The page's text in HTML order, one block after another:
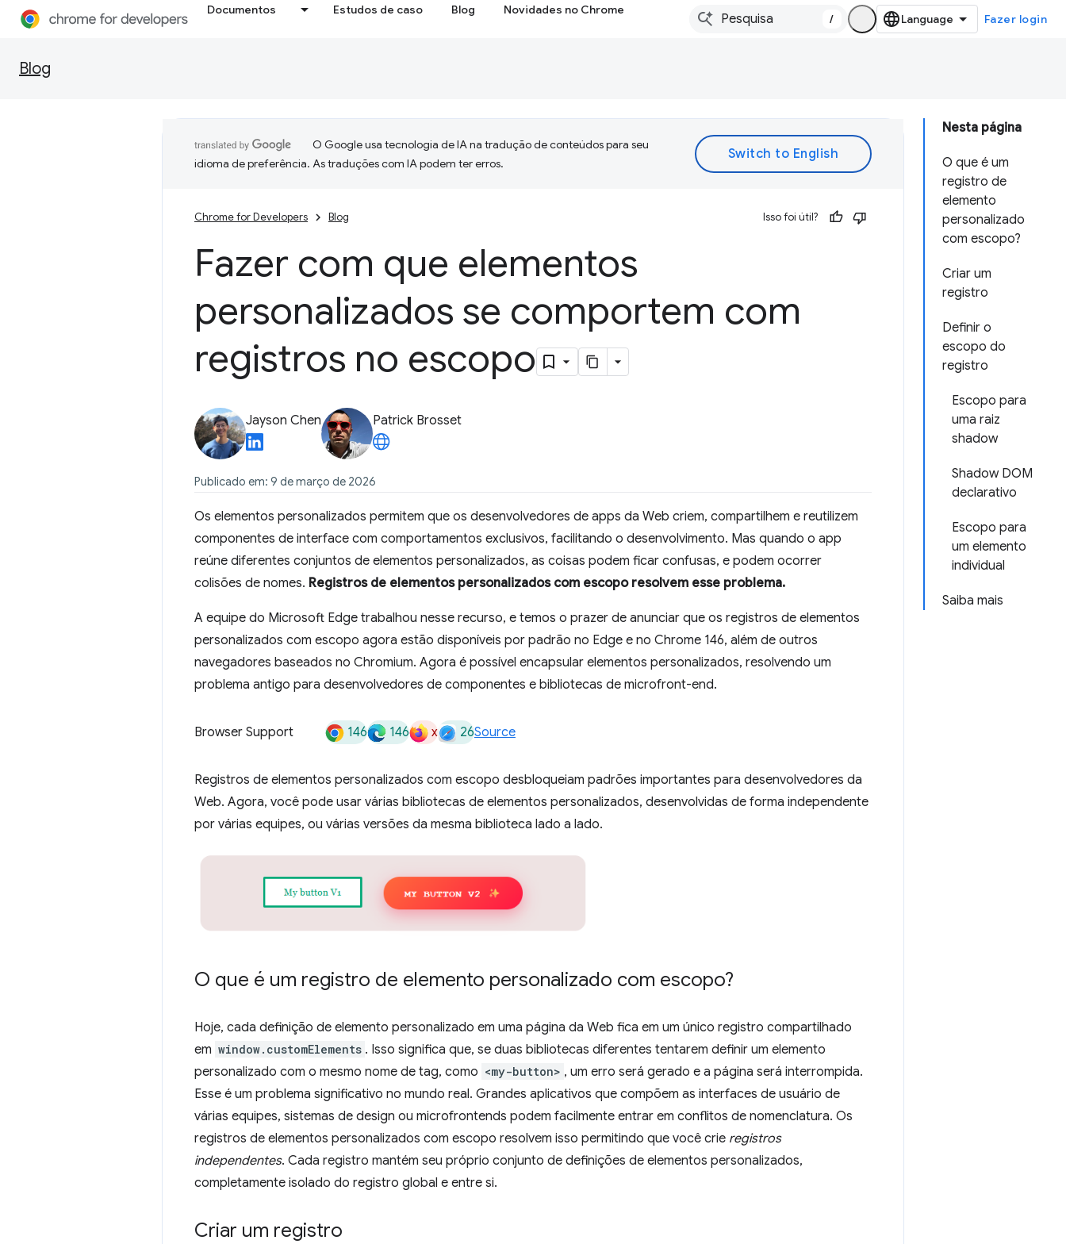
Documentos Estudos de caso Blog Novidades no Chrome
/ Fazer login
Blog
Nesta página
O que é um
registro de
elemento
personalizado
com escopo?
Criar um
registro
Definir o
escopo do
registro
Escopo para
uma raiz
shadow
Shadow DOM
declarativo
Escopo para
um elemento
individual
Saiba mais
O Google usa tecnologia de IA na tradução de conteúdos para seu
idioma de preferência. As traduções com IA podem ter erros.
Chrome for Developers Blog Isso foi útil?
Fazer com que elementos
personalizados se comportem com
registros no escopo
Jayson Chen Patrick Brosset
Publicado em: 9 de março de 2026
Os elementos personalizados permitem que os desenvolvedores de apps da Web criem, compartilhem e reutilizem
componentes de interface com comportamentos exclusivos, facilitando o desenvolvimento. Mas quando o app
reúne diferentes conjuntos de elementos personalizados, as coisas podem ficar confusas, e podem ocorrer
colisões de nomes. Registros de elementos personalizados com escopo resolvem esse problema.
A equipe do Microsoft Edge trabalhou nesse recurso, e temos o prazer de anunciar que os registros de elementos
personalizados com escopo agora estão disponíveis por padrão no Edge e no Chrome 146, além de outros
navegadores baseados no Chromium. Agora é possível encapsular elementos personalizados, resolvendo um
problema antigo para desenvolvedores de componentes e bibliotecas de microfront-end.
Browser Support 146 146 x 26Source
Registros de elementos personalizados com escopo desbloqueiam padrões importantes para desenvolvedores da
Web. Agora, você pode usar várias bibliotecas de elementos personalizados, desenvolvidas de forma independente
por várias equipes, ou várias versões da mesma biblioteca lado a lado.
O que é um registro de elemento personalizado com escopo?
Hoje, cada definição de elemento personalizado em uma página da Web fica em um único registro compartilhado
em window.customElements . Isso significa que, se duas bibliotecas diferentes tentarem definir um elemento
personalizado com o mesmo nome de tag, como <my-button> , um erro será gerado e a página será interrompida.
Esse é um problema significativo no mundo real. Grandes aplicativos que compõem as interfaces de usuário de
várias equipes, sistemas de design ou microfrontends podem facilmente entrar em conflitos de nomenclatura. Os
registros de elementos personalizados com escopo resolvem isso permitindo que você crie registros
independentes. Cada registro mantém seu próprio conjunto de definições de elementos personalizados,
completamente isolado do registro global e entre si.
Criar um registro